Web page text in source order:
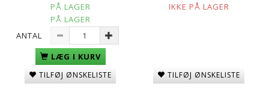
PÅ LAGER
PÅ LAGER
ANTAL
LÆG I KURV
TILFØJ ØNSKELISTE
IKKE PÅ LAGER
TILFØJ ØNSKELISTE